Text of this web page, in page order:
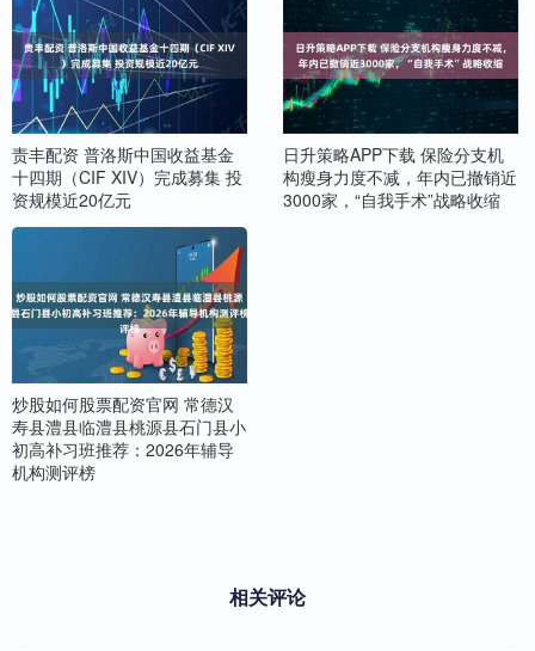
责丰配资 普洛斯中国收益基金
十四期（CIF XIV）完成募集 投
资规模近20亿元
日升策略APP下载 保险分支机
构瘦身力度不减，年内已撤销近
3000家，“自我手术”战略收缩
炒股如何股票配资官网 常德汉
寿县澧县临澧县桃源县石门县小
初高补习班推荐：2026年辅导
机构测评榜
相关评论